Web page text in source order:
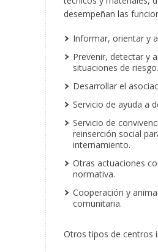
desempeñan las
Informar, orientar y
Prevenir, detectar y
situaciones de riesgo.
Desarrollar el
Servicio de ayuda a
Servicio de
reinserción social
internamiento.
Otras actuaciones
normativa.
Cooperación y
comunitaria.
Otros tipos de centros